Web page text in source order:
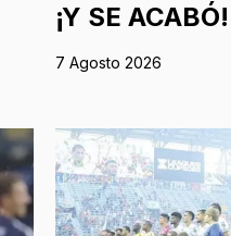
¡Y SE
7 Agosto 2026